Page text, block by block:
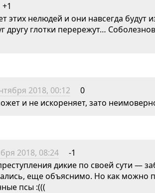
+1
этих нелюдей и они навсегда будут
другу глотки перережут…
2018, 00:12
0
и не искореняет, зато
2018, 08:24
-1
дикие по своей сути —
еще объяснимо. Но как
псы :(((